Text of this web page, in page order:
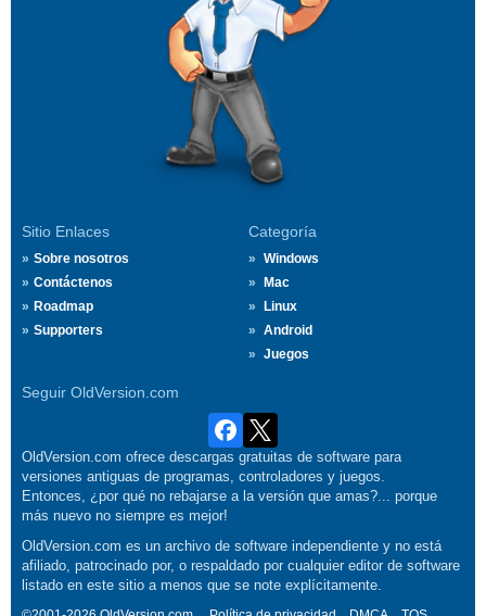
Sitio Enlaces
Sobre nosotros
Contáctenos
Roadmap
Supporters
Categoría
Windows
Mac
Linux
Android
Juegos
Seguir OldVersion.com
OldVersion.com ofrece descargas gratuitas de software para
versiones antiguas de programas, controladores y juegos.
Entonces, ¿por qué no rebajarse a la versión que amas?... porque
más nuevo no siempre es mejor!
OldVersion.com es un archivo de software independiente y no está
afiliado, patrocinado por, o respaldado por cualquier editor de software
listado en este sitio a menos que se note explícitamente.